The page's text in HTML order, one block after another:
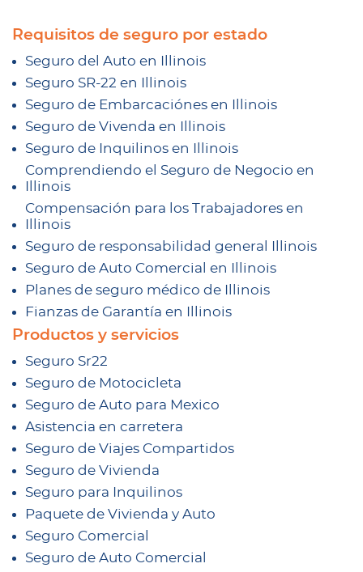
Requisitos de seguro por estado
Seguro del Auto en Illinois
Seguro SR-22 en Illinois
Seguro de Embarcaciónes en Illinois
Seguro de Vivenda en Illinois
Seguro de Inquilinos en Illinois
Comprendiendo el Seguro de Negocio en
Illinois
Compensación para los Trabajadores en
Illinois
Seguro de responsabilidad general Illinois
Seguro de Auto Comercial en Illinois
Planes de seguro médico de Illinois
Fianzas de Garantía en Illinois
Productos y servicios
Seguro Sr22
Seguro de Motocicleta
Seguro de Auto para Mexico
Asistencia en carretera
Seguro de Viajes Compartidos
Seguro de Vivienda
Seguro para Inquilinos
Paquete de Vivienda y Auto
Seguro Comercial
Seguro de Auto Comercial